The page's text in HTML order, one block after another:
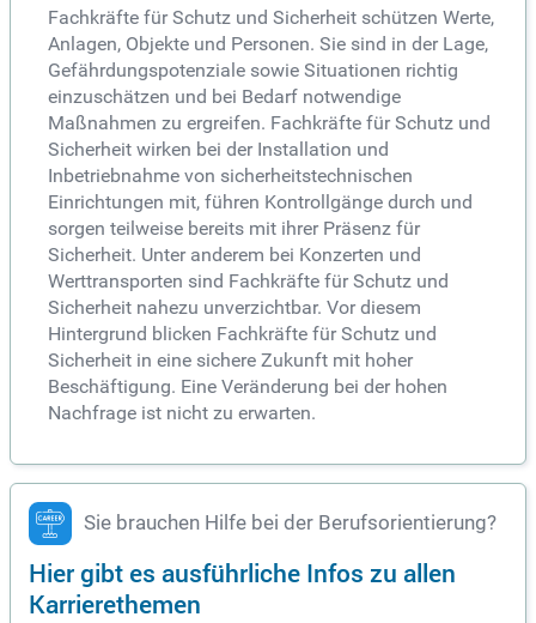
Fachkräfte für Schutz und Sicherheit schützen Werte,
Anlagen, Objekte und Personen. Sie sind in der Lage,
Gefährdungspotenziale sowie Situationen richtig
einzuschätzen und bei Bedarf notwendige
Maßnahmen zu ergreifen. Fachkräfte für Schutz und
Sicherheit wirken bei der Installation und
Inbetriebnahme von sicherheitstechnischen
Einrichtungen mit, führen Kontrollgänge durch und
sorgen teilweise bereits mit ihrer Präsenz für
Sicherheit. Unter anderem bei Konzerten und
Werttransporten sind Fachkräfte für Schutz und
Sicherheit nahezu unverzichtbar. Vor diesem
Hintergrund blicken Fachkräfte für Schutz und
Sicherheit in eine sichere Zukunft mit hoher
Beschäftigung. Eine Veränderung bei der hohen
Nachfrage ist nicht zu erwarten.
Sie brauchen Hilfe bei der Berufsorientierung?
Hier gibt es ausführliche Infos zu allen
Karrierethemen